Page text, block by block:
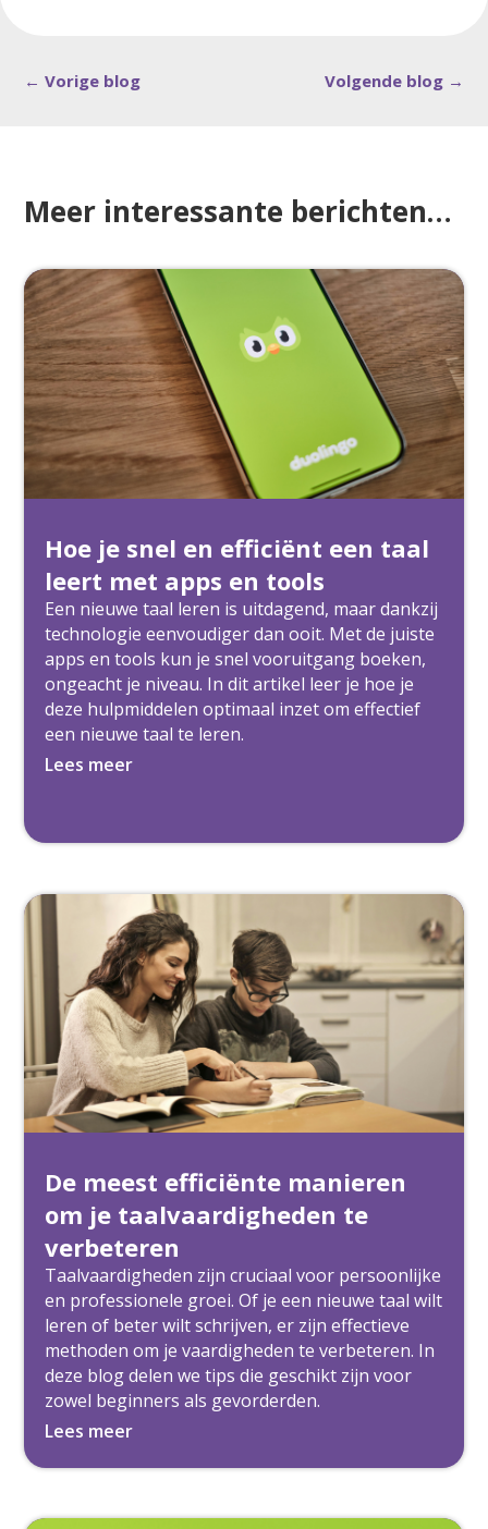
←Vorige blog Volgende blog→
Meer interessante berichten…
Hoe je snel en efficiënt een taal
leert met apps en tools
Een nieuwe taal leren is uitdagend, maar dankzij
technologie eenvoudiger dan ooit. Met de juiste
apps en tools kun je snel vooruitgang boeken,
ongeacht je niveau. In dit artikel leer je hoe je
deze hulpmiddelen optimaal inzet om effectief
een nieuwe taal te leren.
Lees meer
De meest efficiënte manieren
om je taalvaardigheden te
verbeteren
Taalvaardigheden zijn cruciaal voor persoonlijke
en professionele groei. Of je een nieuwe taal wilt
leren of beter wilt schrijven, er zijn effectieve
methoden om je vaardigheden te verbeteren. In
deze blog delen we tips die geschikt zijn voor
zowel beginners als gevorderden.
Lees meer